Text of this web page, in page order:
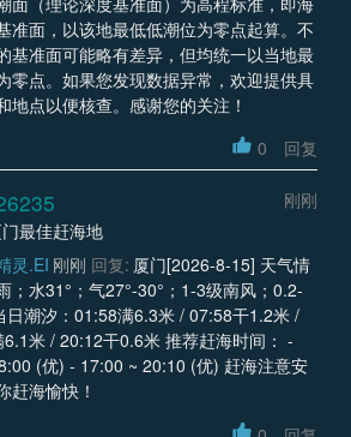
准面，以该地最低低潮位为零点起算。不
基准面可能略有差异，但均统一以当地最
零点。如果您发现数据异常，欢迎提供具
地点以便核查。感谢您的关注！
0 回复
刚刚
最佳赶海地
灵.EI 刚刚 回复: 厦门[2026-8-15] 天气情
；水31°；气27°-30°；1-3级南风；0.2-
日潮汐：01:58满6.3米 / 07:58干1.2米 /
6.1米 / 20:12干0.6米 推荐赶海时间： -
(优) - 17:00 ~ 20:10 (优) 赶海注意安
赶海愉快！